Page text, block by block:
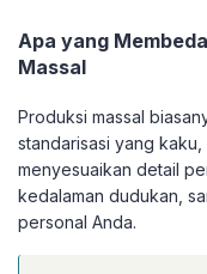
Apa yang
Massal
Produksi massal
standarisasi yang kaku,
menyesuaikan detail
kedalaman dudukan,
personal Anda.